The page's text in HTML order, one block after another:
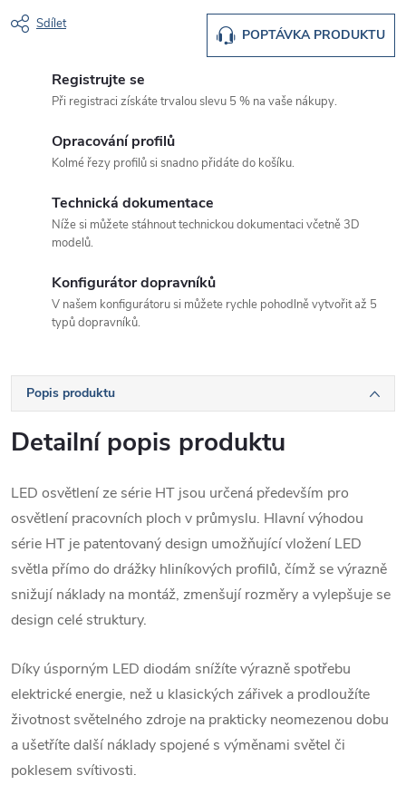
POPTÁVKA PRODUKTU
Sdílet
Registrujte se
Při registraci získáte trvalou slevu 5 % na vaše nákupy.
Opracování profilů
Kolmé řezy profilů si snadno přidáte do košíku.
Technická dokumentace
Níže si můžete stáhnout technickou dokumentaci včetně 3D
modelů.
Konfigurátor dopravníků
V našem konfigurátoru si můžete rychle pohodlně vytvořit až 5
typů dopravníků.
Popis produktu
Detailní popis produktu
LED osvětlení ze série HT jsou určená především pro
osvětlení pracovních ploch v průmyslu. Hlavní výhodou
série HT je patentovaný design umožňující vložení LED
světla přímo do drážky hliníkových profilů, čímž se výrazně
snižují náklady na montáž, zmenšují rozměry a vylepšuje se
design celé struktury.
Díky úsporným LED diodám snížíte výrazně spotřebu
elektrické energie, než u klasických zářivek a prodloužíte
životnost světelného zdroje na prakticky neomezenou dobu
a ušetříte další náklady spojené s výměnami světel či
poklesem svítivosti.